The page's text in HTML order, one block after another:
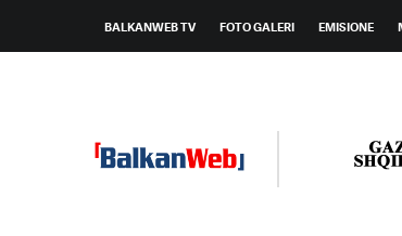
BALKANWEB TV FOTO GALERI EMISIONE